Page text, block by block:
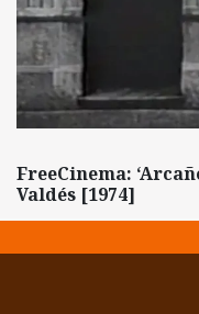
FreeCinema:
Valdés [1974]